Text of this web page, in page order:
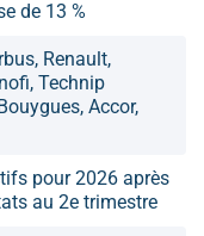
de 13 %
Renault,
Technip
Accor,
pour 2026 après
au 2e trimestre